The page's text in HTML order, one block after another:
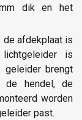
dik en het
de afdekplaat is
is
geleider brengt
de hendel, de
worden
past.